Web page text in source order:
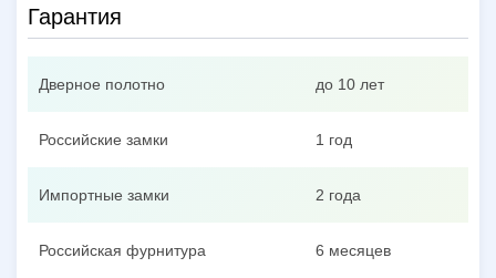
Гарантия
Дверное полотно до 10 лет
Российские замки 1 год
Импортные замки 2 года
Российская фурнитура 6 месяцев